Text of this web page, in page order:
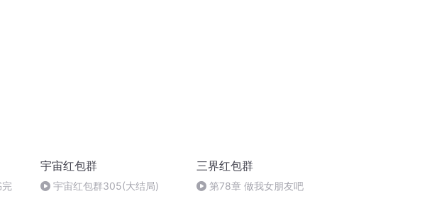
完
宇宙红包群
宇宙红包群305(大结局)
三界红包群
第78章 做我女朋友吧